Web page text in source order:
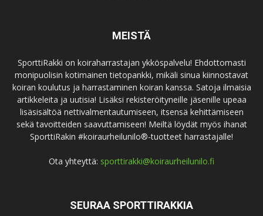
MEISTÄ
SporttiRakki on koiraharrastajan ykköspalvelu! Ehdottomasti
monipuolisin kotimainen tietopankki, mikäli sinua kiinnostavat
koiran koulutus ja harrastaminen koiran kanssa. Satoja ilmaisia
artikkeleita ja uutisia! Lisäksi rekisteröityneille jäsenille upeaa
lisäsisältöä nettivalmentautumiseen, itsensä kehittämiseen
sekä tavoitteiden saavuttamiseen! Meiltä löydät myös ihanat
SporttiRakin #koiraurheilunilo®-tuotteet harrastajalle!
Ota yhteyttä: sporttirakki@koiraurheilunilo.fi
SEURAA SPORTTIRAKKIA